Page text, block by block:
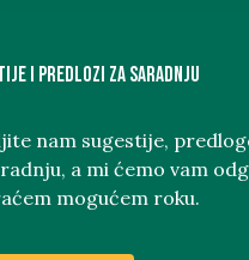
i predlozi za saradnju
nam sugestije,
a mi ćemo vam
mogućem roku.